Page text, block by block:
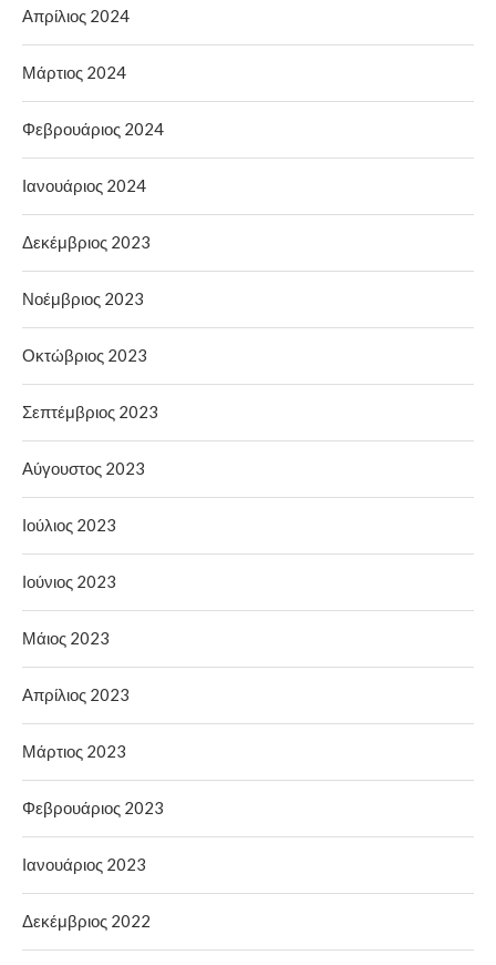
Απρίλιος 2024
Μάρτιος 2024
Φεβρουάριος 2024
Ιανουάριος 2024
Δεκέμβριος 2023
Νοέμβριος 2023
Οκτώβριος 2023
Σεπτέμβριος 2023
Αύγουστος 2023
Ιούλιος 2023
Ιούνιος 2023
Μάιος 2023
Απρίλιος 2023
Μάρτιος 2023
Φεβρουάριος 2023
Ιανουάριος 2023
Δεκέμβριος 2022